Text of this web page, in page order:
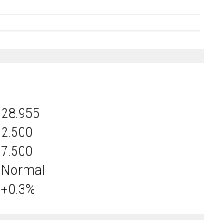
28.955
2.500
7.500
Normal
+0.3%